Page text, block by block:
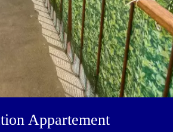
Appartement